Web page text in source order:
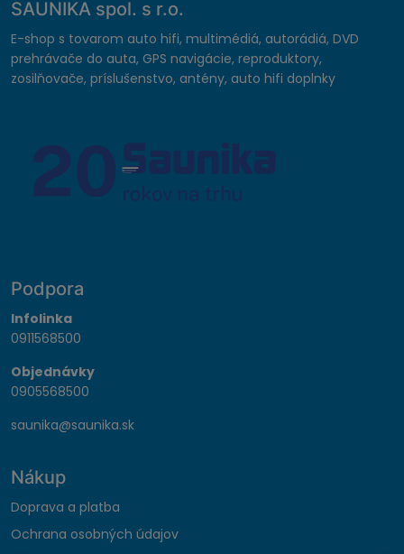
SAUNIKA spol. s r.o.
E-shop s tovarom auto hifi, multimédiá, autorádiá, DVD
prehrávače do auta, GPS navigácie, reproduktory,
zosilňovače, príslušenstvo, antény, auto hifi doplnky
Podpora
Infolinka
0911568500
Objednávky
0905568500
saunika@saunika.sk
Nákup
Doprava a platba
Ochrana osobných údajov